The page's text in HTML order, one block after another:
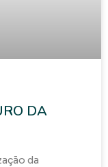
DA
da